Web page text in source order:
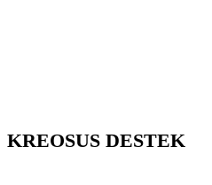
KREOSUS DESTEK